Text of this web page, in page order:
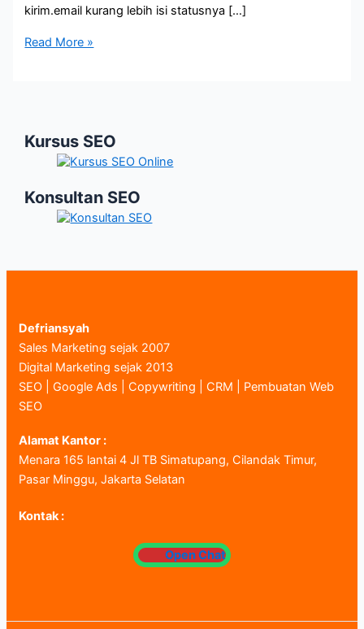
kirim.email kurang lebih isi statusnya […]
Google
Read More »
Kursus SEO
Konsultan SEO
Defriansyah
Sales Marketing sejak 2007
Digital Marketing sejak 2013
SEO | Google Ads | Copywriting | CRM | Pembuatan Web
SEO
Alamat Kantor :
Menara 165 lantai 4 Jl TB Simatupang, Cilandak Timur,
Pasar Minggu, Jakarta Selatan
Kontak :
Open Chat